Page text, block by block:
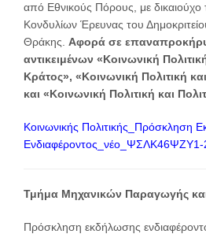
από Εθνικούς Πόρους, με δικαιούχο
Κονδυλίων Έρευνας του
Θράκης. Αφορά σε
αντικειμένων «Κοινωνική
Κράτος», «Κοινωνική Πολιτική
και «Κοινωνική Πολιτική και
Κοινωνικής Πολιτικής_Πρόσκληση
Τμήμα Μηχανικών Παραγωγής
Πρόσκληση εκδήλωσης